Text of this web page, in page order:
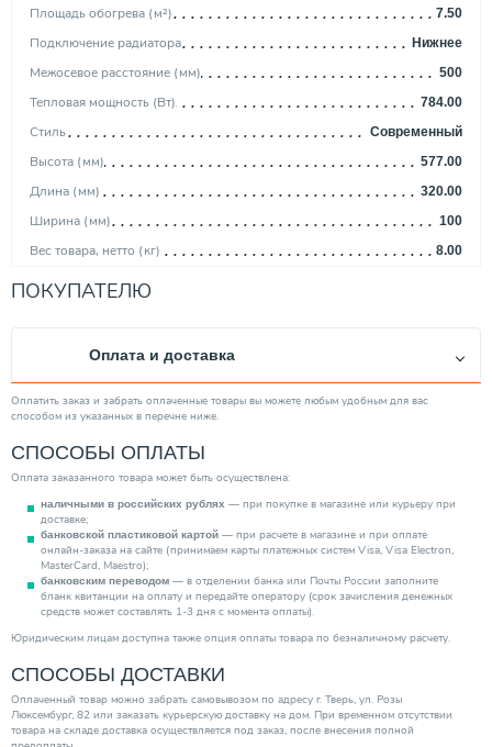
Площадь обогрева (м²) 7.50
Подключение радиатора Нижнее
Межосевое расстояние (мм) 500
Тепловая мощность (Вт) 784.00
Стиль Современный
Высота (мм) 577.00
Длина (мм) 320.00
Ширина (мм) 100
Вес товара, нетто (кг) 8.00
Максимальная рабочая температура (°С)
Объем (л)
Производитель
Цвет изделия
Кол-во секций
Тип радиатора
Категория Радиаторы
ПОКУПАТЕЛЮ
Оплата и доставка
Оплатить заказ и забрать оплаченные товары вы можете любым удобным для вас
способом из указанных в перечне ниже.
СПОСОБЫ ОПЛАТЫ
Оплата заказанного товара может быть осуществлена:
наличными в российских рублях — при покупке в магазине или курьеру при
доставке;
банковской пластиковой картой — при расчете в магазине и при оплате
онлайн-заказа на сайте (принимаем карты платежных систем Visa, Visa Electron,
MasterCard, Maestro);
банковским переводом — в отделении банка или Почты России заполните
бланк квитанции на оплату и передайте оператору (срок зачисления денежных
средств может составлять 1-3 дня с момента оплаты).
Юридическим лицам доступна также опция оплаты товара по безналичному расчету.
СПОСОБЫ ДОСТАВКИ
Оплаченный товар можно забрать самовывозом по адресу г. Тверь, ул. Розы
Люксембург, 82 или заказать курьерскую доставку на дом. При временном отсутствии
товара на складе доставка осуществляется под заказ, после внесения полной